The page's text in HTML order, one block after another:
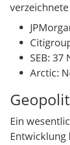
SEB: 37
Arctic:
Ein
Entwicklung